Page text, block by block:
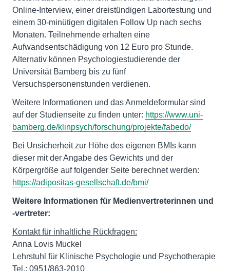
Online-Interview, einer dreistündigen Labortestung und
einem 30-minütigen digitalen Follow Up nach sechs
Monaten. Teilnehmende erhalten eine
Aufwandsentschädigung von 12 Euro pro Stunde.
Alternativ können Psychologiestudierende der
Universität Bamberg bis zu fünf
Versuchspersonenstunden verdienen.
Weitere Informationen und das Anmeldeformular sind
auf der Studienseite zu finden unter: https://www.uni-
bamberg.de/klinpsych/forschung/projekte/fabedo/
Bei Unsicherheit zur Höhe des eigenen BMIs kann
dieser mit der Angabe des Gewichts und der
Körpergröße auf folgender Seite berechnet werden:
https://adipositas-gesellschaft.de/bmi/
Weitere Informationen für Medienvertreterinnen und
-vertreter:
Kontakt für inhaltliche Rückfragen:
Anna Lovis Muckel
Lehrstuhl für Klinische Psychologie und Psychotherapie
Tel.: 0951/863-2010